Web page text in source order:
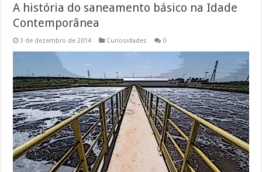
A história do saneamento básico na Idade
Contemporânea
3 de dezembro de 2014 Curiosidades 0